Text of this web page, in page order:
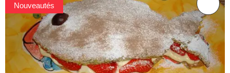
Nouveautés